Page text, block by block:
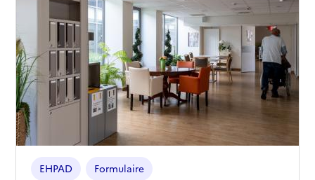
EHPAD Formulaire